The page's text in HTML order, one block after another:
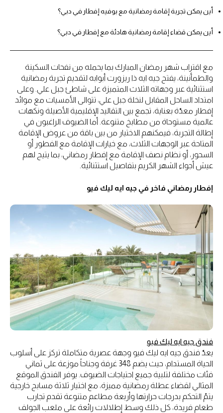
أين يمكن تجربة إقامة رمضانية مع بوفيه إفطار في دبي؟
أين يمكن قضاء إقامة رمضانية هادئة مع إفطار في دبي؟
مع اقتراب شهر رمضان المبارك بما يحمله من نفحات السكينة
والطمأنينة، يفتح جيه ايه ذا ريزورت أبوابه لتقديم تجربة رمضانية
استثنائية عبر وجهاته الثلاث المتميزة على شاطئ جبل علي. وعلى
امتداد الساحل المقابل لنخلة جبل علي، تتوالى الأمسيات مع موائد
إفطار معدّة بعناية، تجمع بين التقاليد الإقليمية الأصيلة ونكهات
عالمية مستوحاة من مطابخ متنوعة. أما الضيوف الراغبون في
إطالة التجربة، فيمكنهم الاختيار من بين باقة من عروض الإقامة
المتاحة عبر الوجهات الثلاث، مع خيارات الإقامة مع الفطور أو
السحور، أو نظام نصف الإقامة مع إفطار رمضاني، بما يتيح لهم
عيش أجواء الشهر الكريم بتفاصيل استثنائية.
إفطار رمضاني فاخر في جيه ايه ليك فيو
فندق جيه ايه ليك فيو
يعدّ فندق جيه ايه ليك فيو وجهة عصرية متكاملة تركز على أسلوب
الحياة المستدام، حيث يضم 348 غرفة وجناحاً موزعة على ثماني
فئات مختلفة لتلبية جميع احتياجات الضيوف. يوفر الفندق الموقع
المثالي لقضاء عطلة رمضانية مميزة، مع اختيار ثلاثة مسابح خارجية
يتمّ التحكم بدرجات حرارتها وأربعة مطاعم متنوعة تقدم تجارب
طعام فريدة، كل ذلك وسط إطلالات رائعة على ملعب الجولف